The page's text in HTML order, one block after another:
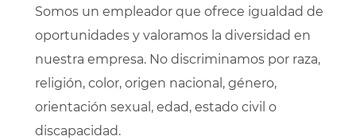
Somos un empleador que ofrece igualdad de
oportunidades y valoramos la diversidad en
nuestra empresa. No discriminamos por raza,
religión, color, origen nacional, género,
orientación sexual, edad, estado civil o
discapacidad.